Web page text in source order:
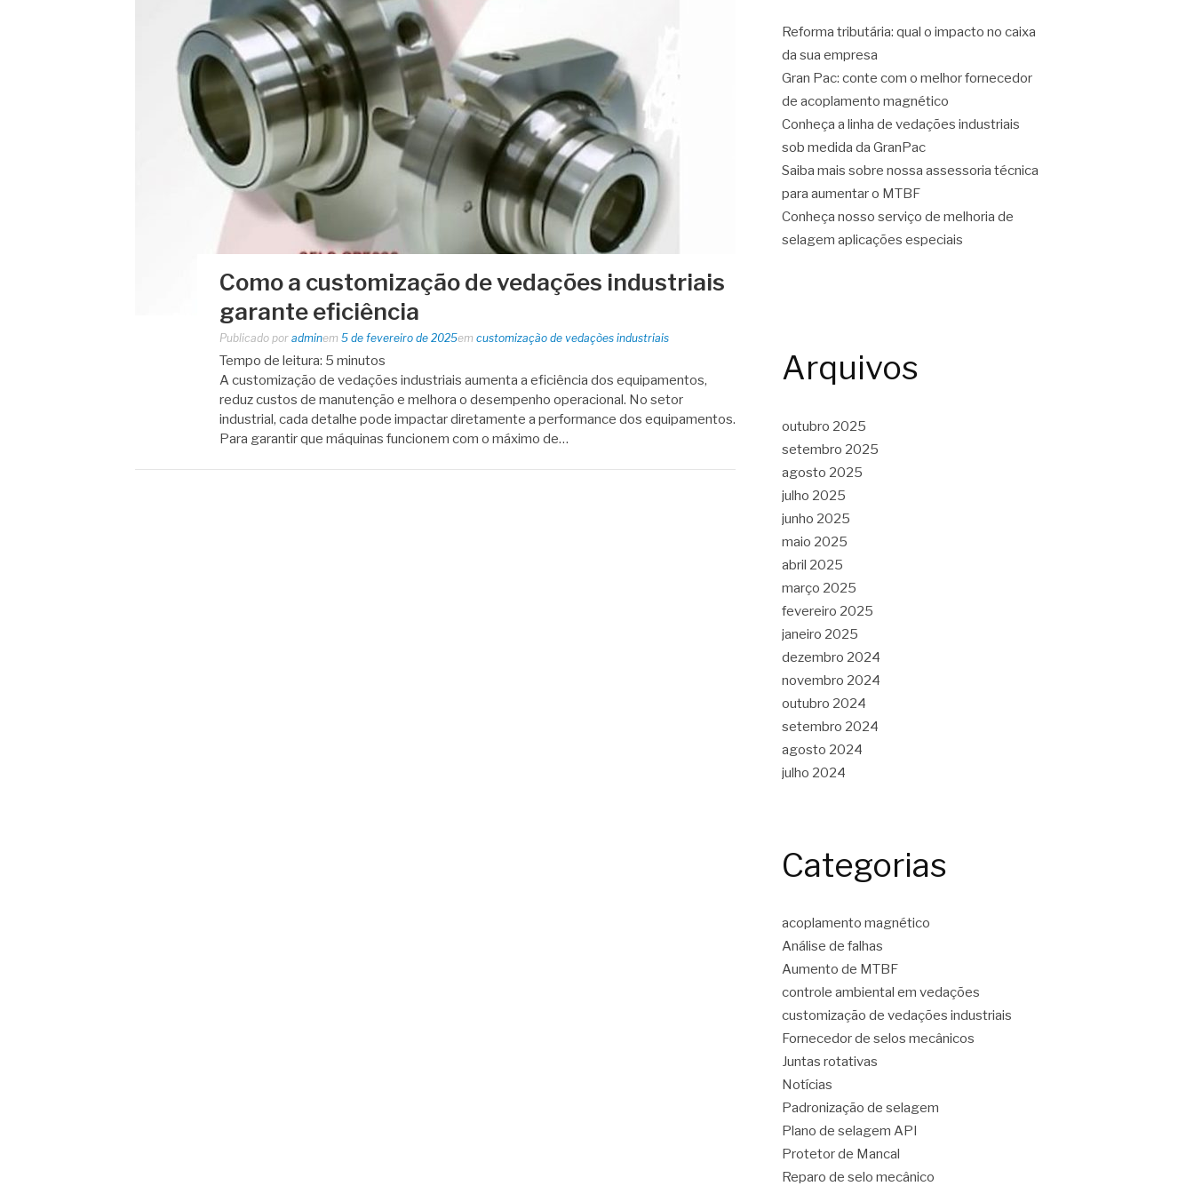
Como a customização de vedações industriais
garante eficiência
Publicado por adminem 5 de fevereiro de 2025em customização de vedações industriais
Tempo de leitura: 5 minutos
A customização de vedações industriais aumenta a eficiência dos equipamentos,
reduz custos de manutenção e melhora o desempenho operacional. No setor
industrial, cada detalhe pode impactar diretamente a performance dos equipamentos.
Para garantir que máquinas funcionem com o máximo de…
Reforma tributária: qual o impacto no caixa
da sua empresa
Gran Pac: conte com o melhor fornecedor
de acoplamento magnético
Conheça a linha de vedações industriais
sob medida da GranPac
Saiba mais sobre nossa assessoria técnica
para aumentar o MTBF
Conheça nosso serviço de melhoria de
selagem aplicações especiais
Arquivos
outubro 2025
setembro 2025
agosto 2025
julho 2025
junho 2025
maio 2025
abril 2025
março 2025
fevereiro 2025
janeiro 2025
dezembro 2024
novembro 2024
outubro 2024
setembro 2024
agosto 2024
julho 2024
Categorias
acoplamento magnético
Análise de falhas
Aumento de MTBF
controle ambiental em vedações
customização de vedações industriais
Fornecedor de selos mecânicos
Juntas rotativas
Notícias
Padronização de selagem
Plano de selagem API
Protetor de Mancal
Reparo de selo mecânico